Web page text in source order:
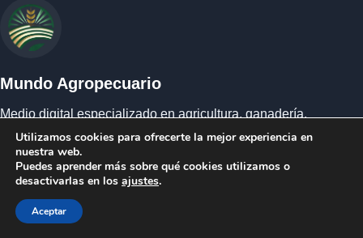
Mundo Agropecuario
Medio digital especializado en agricultura, ganadería,
mercados, agroclima, biodiversidad, producción alimentaria
y ruralidad.
Red editorial
Utilizamos cookies para ofrecerte la mejor experiencia en
nuestra web.
Puedes aprender más sobre qué cookies utilizamos o
desactivarlas en los ajustes.
Aceptar